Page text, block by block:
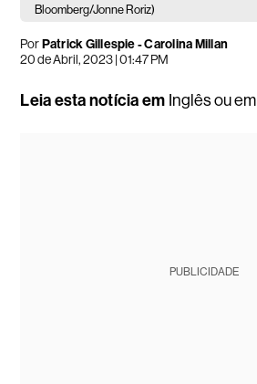
Bloomberg/Jonne Roriz)
PorPatrick Gillespie - Carolina Millan
20 de Abril, 2023 | 01:47 PM
Leia esta notícia em Inglêsou em
PUBLICIDADE